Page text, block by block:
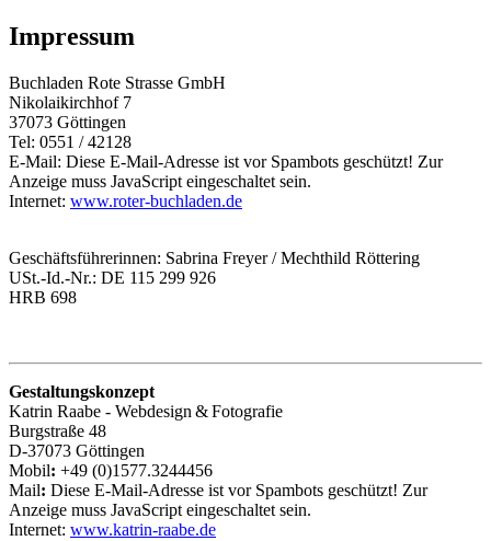
Impressum
Buchladen Rote Strasse GmbH
Nikolaikirchhof 7
37073 Göttingen
Tel: 0551 / 42128
E-Mail: Diese E-Mail-Adresse ist vor Spambots geschützt! Zur
Anzeige muss JavaScript eingeschaltet sein.
Internet: www.roter-buchladen.de
Geschäftsführerinnen: Sabrina Freyer / Mechthild Röttering
USt.-Id.-Nr.: DE 115 299 926
HRB 698
Gestaltungskonzept
Katrin Raabe - Webdesign & Fotografie
Burgstraße 48
D-37073 Göttingen
Mobil: +49 (0)1577.3244456
Mail: Diese E-Mail-Adresse ist vor Spambots geschützt! Zur
Anzeige muss JavaScript eingeschaltet sein.
Internet: www.katrin-raabe.de